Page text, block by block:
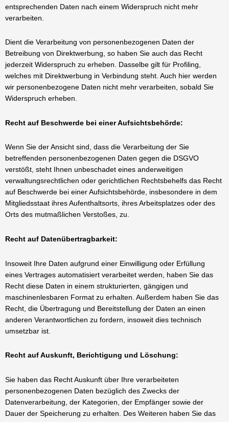
entsprechenden Daten nach einem Widerspruch nicht mehr
verarbeiten.
Dient die Verarbeitung von personenbezogenen Daten der
Betreibung von Direktwerbung, so haben Sie auch das Recht
jederzeit Widerspruch zu erheben. Dasselbe gilt für Profiling,
welches mit Direktwerbung in Verbindung steht. Auch hier werden
wir personenbezogene Daten nicht mehr verarbeiten, sobald Sie
Widerspruch erheben.
Recht auf Beschwerde bei einer Aufsichtsbehörde:
Wenn Sie der Ansicht sind, dass die Verarbeitung der Sie
betreffenden personenbezogenen Daten gegen die DSGVO
verstößt, steht Ihnen unbeschadet eines anderweitigen
verwaltungsrechtlichen oder gerichtlichen Rechtsbehelfs das Recht
auf Beschwerde bei einer Aufsichtsbehörde, insbesondere in dem
Mitgliedsstaat ihres Aufenthaltsorts, ihres Arbeitsplatzes oder des
Orts des mutmaßlichen Verstoßes, zu.
Recht auf Datenübertragbarkeit:
Insoweit Ihre Daten aufgrund einer Einwilligung oder Erfüllung
eines Vertrages automatisiert verarbeitet werden, haben Sie das
Recht diese Daten in einem strukturierten, gängigen und
maschinenlesbaren Format zu erhalten. Außerdem haben Sie das
Recht, die Übertragung und Bereitstellung der Daten an einen
anderen Verantwortlichen zu fordern, insoweit dies technisch
umsetzbar ist.
Recht auf Auskunft, Berichtigung und Löschung:
Sie haben das Recht Auskunft über Ihre verarbeiteten
personenbezogenen Daten bezüglich des Zwecks der
Datenverarbeitung, der Kategorien, der Empfänger sowie der
Dauer der Speicherung zu erhalten. Des Weiteren haben Sie das